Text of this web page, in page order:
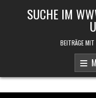
SUCHE IM
BEITRÄGE